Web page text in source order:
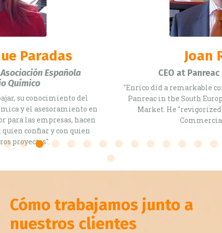
CEO at Panreac quimica, S.A.U.
"Enrico did a remarkable contribution to the success of
Panreac in the South European Laboratory Reagents'
Market. He "revigorized" our Team approach to
Commercial Activity".
nuestros clientes